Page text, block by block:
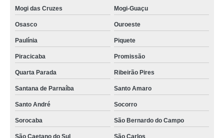
Mogi das Cruzes Mogi-Guaçu
Osasco Ouroeste
Paulínia Piquete
Piracicaba Promissão
Quarta Parada Ribeirão Pires
Santana de Parnaíba Santo Amaro
Santo André Socorro
Sorocaba São Bernardo do Campo
São Caetano do Sul São Carlos